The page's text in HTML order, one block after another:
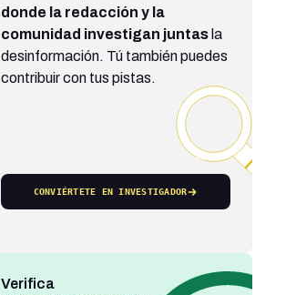
donde la redacción y la
comunidad investigan juntasla
desinformación. Tú también puedes
contribuir con tus pistas.
CONVIÉRTETE EN INVESTIGADOR
Verifica